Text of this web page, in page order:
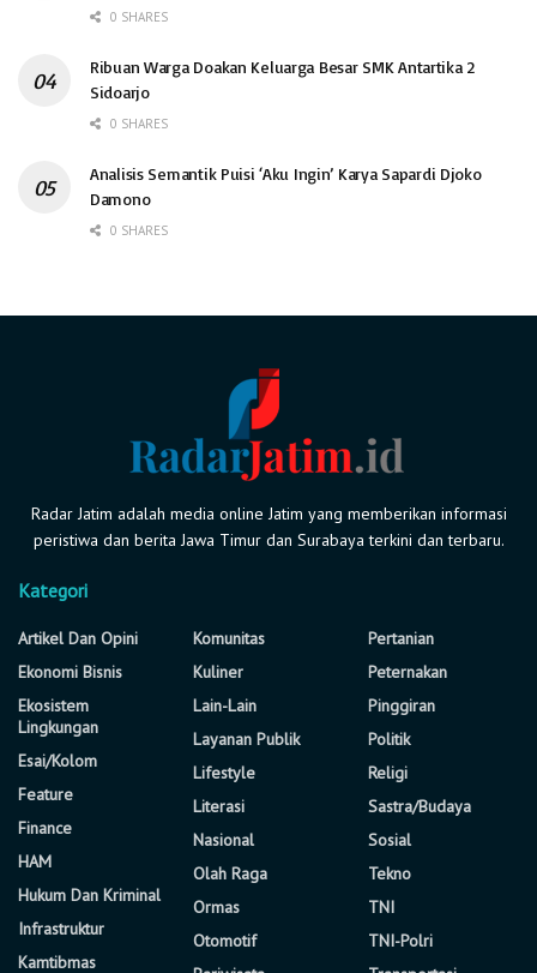
0 SHARES
Ribuan Warga Doakan Keluarga Besar SMK Antartika 2
Sidoarjo
0 SHARES
Analisis Semantik Puisi ‘Aku Ingin’ Karya Sapardi Djoko
Damono
0 SHARES
Radar Jatim adalah media online Jatim yang memberikan informasi
peristiwa dan berita Jawa Timur dan Surabaya terkini dan terbaru.
Kategori
Artikel Dan Opini
Ekonomi Bisnis
Ekosistem
Lingkungan
Esai/Kolom
Feature
Finance
HAM
Hukum Dan Kriminal
Infrastruktur
Kamtibmas
Komunitas
Kuliner
Lain-Lain
Layanan Publik
Lifestyle
Literasi
Nasional
Olah Raga
Ormas
Otomotif
Pertanian
Peternakan
Pinggiran
Politik
Religi
Sastra/Budaya
Sosial
Tekno
TNI
TNI-Polri